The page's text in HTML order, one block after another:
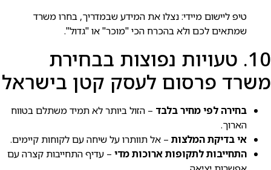
טיפ ליישום מיידי: נצלו את המידע שבמדריך, בחרו משרד
שמתאים לכם ולא בהכרח הכי "מוכר" או "גדול".
10. טעויות נפוצות בבחירת
משרד פרסום לעסק קטן בישראל
בחירה לפי מחיר בלבד – הזול ביותר לא תמיד משתלם בטווח
הארוך.
אי בדיקת המלצות – אל תוותרו על שיחה עם לקוחות קיימים.
התחייבות לתקופות ארוכות מדי – עדיף התחייבות קצרה עם